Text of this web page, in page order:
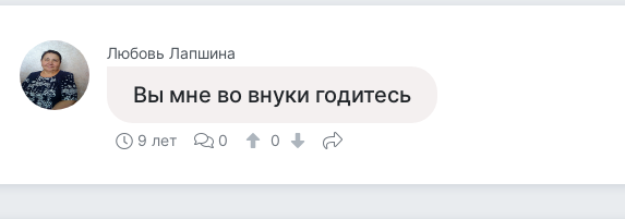
Любовь Лапшина
Вы мне во внуки годитесь
9 лет 0 0